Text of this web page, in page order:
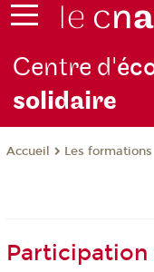
Centre d'
solidaire
Accueil Les formations